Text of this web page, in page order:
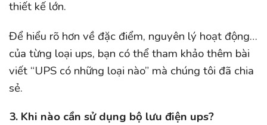
thiết kế lớn.
Để hiểu rõ hơn về đặc điểm, nguyên lý hoạt động…
của từng loại ups, bạn có thể tham khảo thêm bài
viết “UPS có những loại nào” mà chúng tôi đã chia
sẻ.
3. Khi nào cần sử dụng bộ lưu điện ups?